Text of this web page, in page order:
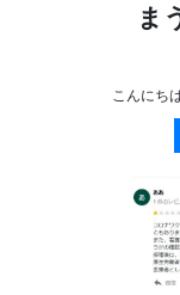
ま
こんにち